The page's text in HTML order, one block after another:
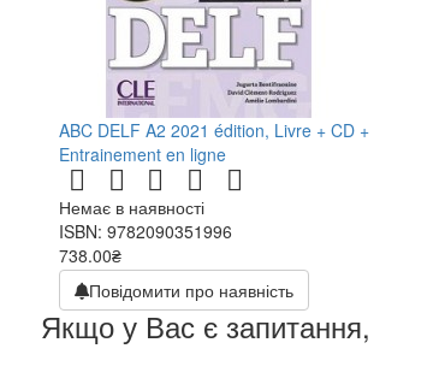
ABC DELF A2 2021 édition, Livre + CD +
Entrainement en ligne
Немає в наявності
ISBN: 9782090351996
738.00₴
Повідомити про наявність
Якщо у Вас є запитання,